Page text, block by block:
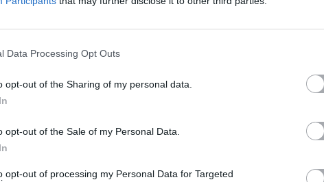
Data Processing Opt Outs
opt-out of the Sharing of my personal data.
opt-out of the Sale of my Personal Data.
opt-out of processing my Personal Data for Targeted
0
Start în Campionatul Mondial de
competiției-gigant